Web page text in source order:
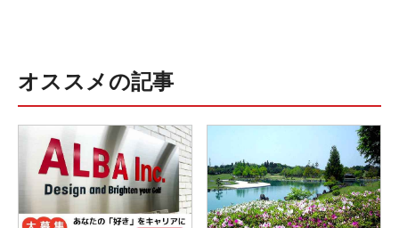
オススメの記事